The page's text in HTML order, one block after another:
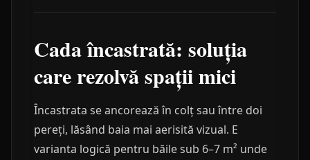
Cada încastrată: soluția
care rezolvă spații mici
Încastrata se ancorează în colț sau între doi
pereți, lăsând baia mai aerisită vizual. E
varianta logică pentru băile sub 6–7 m² unde